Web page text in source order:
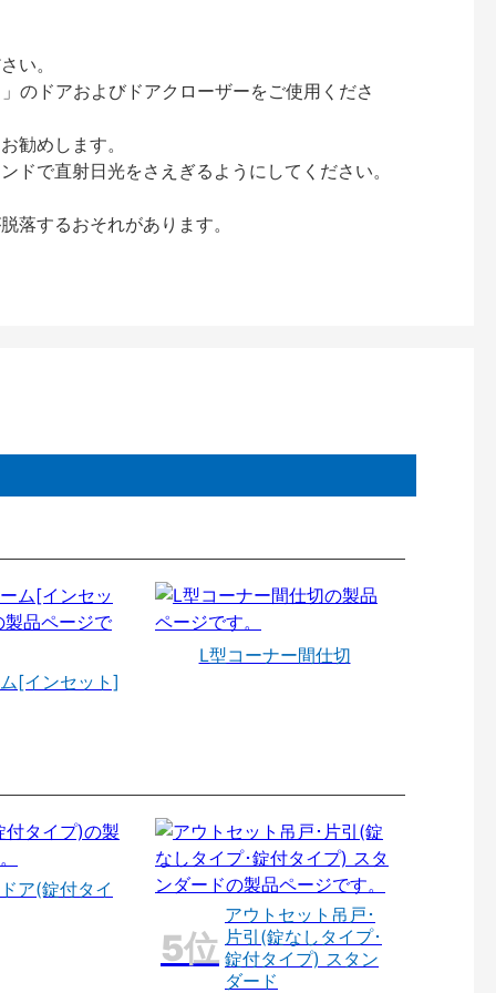
い。
のドアおよびドアクローザーをご使用くださ
勧めします。
で直射日光をさえぎるようにしてください。
するおそれがあります。
[インセット]
L型コーナー間仕切
ア(錠付タイ
アウトセット吊戸･
片引(錠なしタイプ･
錠付タイプ) スタン
ダード